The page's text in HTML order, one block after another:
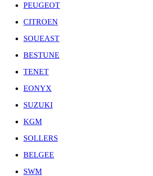
PEUGEOT
CITROEN
SOUEAST
BESTUNE
TENET
EONYX
SUZUKI
KGM
SOLLERS
BELGEE
SWM